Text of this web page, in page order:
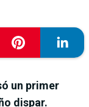
un primer
dispar.